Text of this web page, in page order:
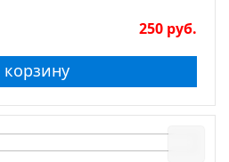
250 руб.
корзину